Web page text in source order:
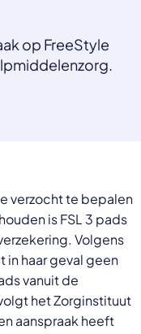
niet
voor mensen die
op FreeStyle
verzocht te bepalen
is FSL 3 pads
Volgens
in haar geval geen
vanuit de
het Zorginstituut
aanspraak heeft